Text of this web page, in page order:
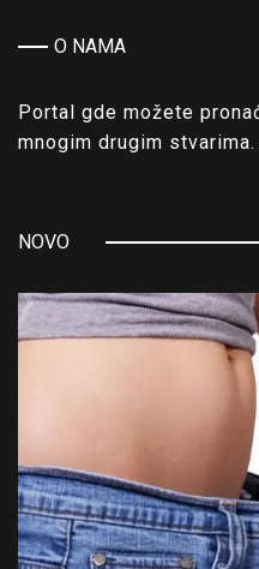
O NAMA
Portal gde možete
mnogim drugim stvarima.
NOVO